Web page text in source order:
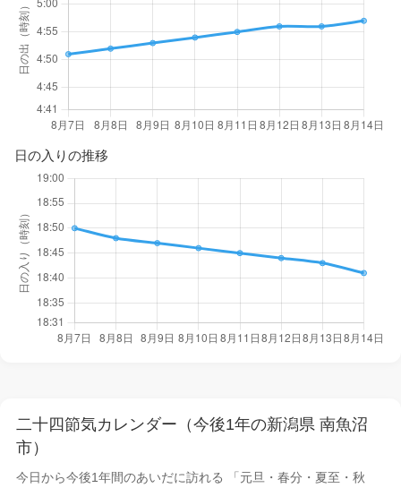
日の入りの推移
二十四節気カレンダー（今後1年の新潟県 南魚沼
市）
今日から今後1年間のあいだに訪れる 「元旦・春分・夏至・秋